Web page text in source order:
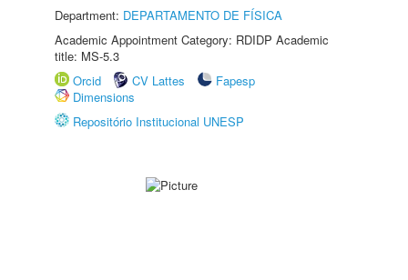
Department: DEPARTAMENTO DE FÍSICA
Academic Appointment Category: RDIDP Academic
title: MS-5.3
Orcid
CV Lattes
Fapesp
Dimensions
Repositório Institucional UNESP